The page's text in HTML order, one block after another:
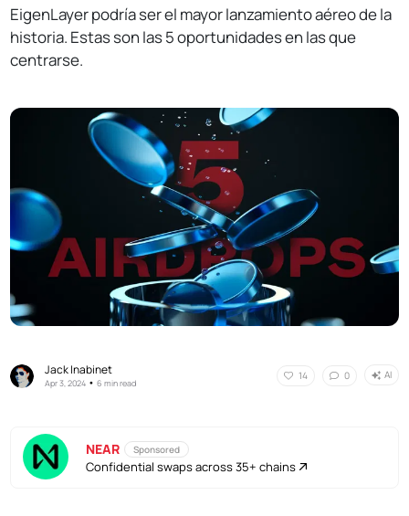
EigenLayer podría ser el mayor lanzamiento aéreo de la
historia. Estas son las 5 oportunidades en las que
centrarse.
Jack Inabinet
Apr 3, 2024 •6 min read
14 0 AI
NEAR Sponsored
Confidential swaps across 35+ chains